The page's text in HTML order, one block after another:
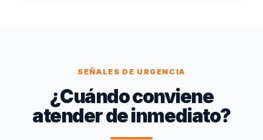
SEÑALES DE URGENCIA
¿Cuándo conviene
atender de inmediato?